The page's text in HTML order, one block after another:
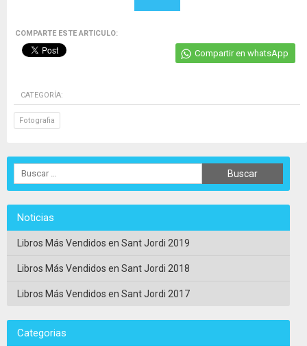
COMPARTE ESTE ARTICULO:
Compartir en whatsApp
CATEGORÍA:
Fotografia
Noticias
Libros Más Vendidos en Sant Jordi 2019
Libros Más Vendidos en Sant Jordi 2018
Libros Más Vendidos en Sant Jordi 2017
Categorias